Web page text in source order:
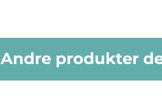
Andre produkter